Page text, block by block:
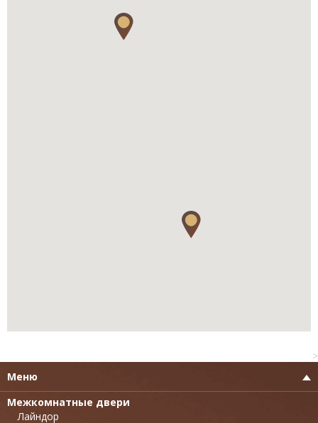
>
Меню
Межкомнатные двери
Лайндор